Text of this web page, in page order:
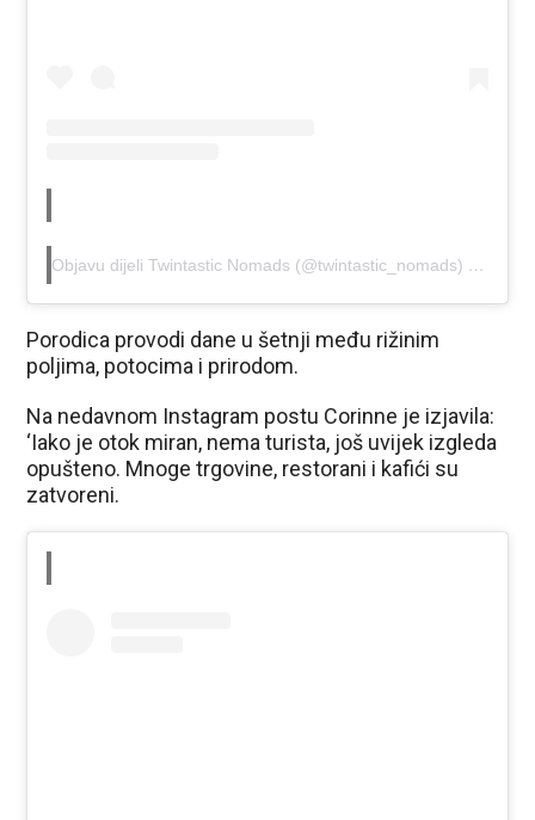
Objavu dijeli Twintastic Nomads (@twintastic_nomads) Tra 14,
Porodica provodi dane u šetnji među rižinim
poljima, potocima i prirodom.
Na nedavnom Instagram postu Corinne je izjavila:
‘Iako je otok miran, nema turista, još uvijek izgleda
opušteno. Mnoge trgovine, restorani i kafići su
zatvoreni.